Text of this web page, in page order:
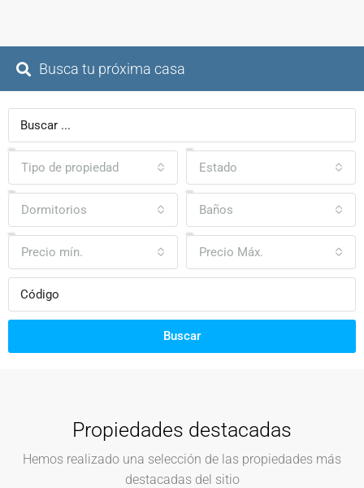
Busca tu próxima casa
Tipo de propiedad Estado
Dormitorios Baños
Precio mín. Precio Máx.
Buscar
Propiedades destacadas
Hemos realizado una selección de las propiedades más
destacadas del sitio